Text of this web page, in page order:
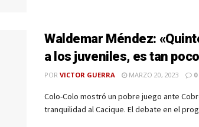
Waldemar Méndez:
a los juveniles, es tan
POR VICTOR GUERRA MARZO 20, 2023 0
Colo-Colo mostró un pobre juego ante
tranquilidad al Cacique. El debate en el